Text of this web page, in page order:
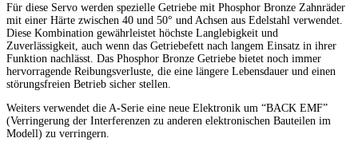
Für diese Servo werden spezielle Getriebe mit Phosphor Bronze Zahnräder
mit einer Härte zwischen 40 und 50° und Achsen aus Edelstahl verwendet.
Diese Kombination gewährleistet höchste Langlebigkeit und
Zuverlässigkeit, auch wenn das Getriebefett nach langem Einsatz in ihrer
Funktion nachlässt. Das Phosphor Bronze Getriebe bietet noch immer
hervorragende Reibungsverluste, die eine längere Lebensdauer und einen
störungsfreien Betrieb sicher stellen.
Weiters verwendet die A-Serie eine neue Elektronik um “BACK EMF”
(Verringerung der Interferenzen zu anderen elektronischen Bauteilen im
Modell) zu verringern.